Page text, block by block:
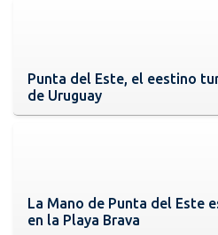
Punta del Este, el eestino
de Uruguay
La Mano de Punta del Este
en la Playa Brava